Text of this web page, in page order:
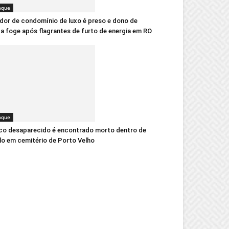
de condomínio de luxo é preso e dono de
foge após flagrantes de furto de energia em RO
desaparecido é encontrado morto dentro de
em cemitério de Porto Velho